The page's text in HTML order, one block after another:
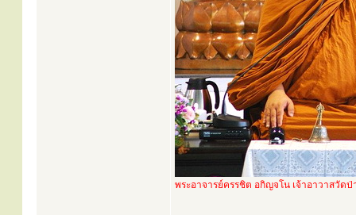
พระอาจารย์ครรชิต อกิญจโน เจ้าอาวาสวัด